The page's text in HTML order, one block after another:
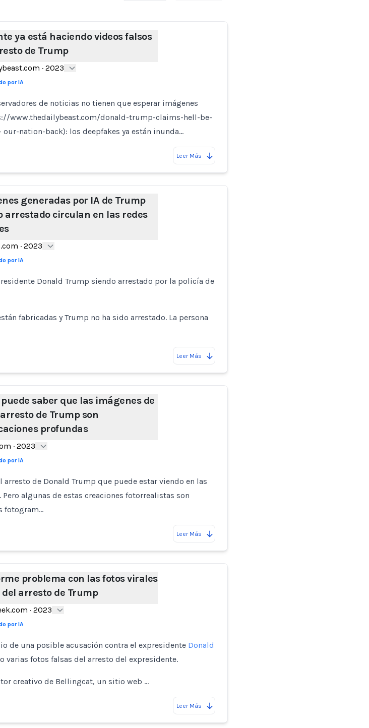
ya está haciendo videos falsos
de Trump
· 2023
por IA
de noticias no tienen que esperar imágenes
www.thedailybeast.com/donald-trump-claims-hell-be-
nation-back): los deepfakes ya están inunda…
Leer Más
generadas por IA de Trump
arrestado circulan en las redes
· 2023
por IA
Donald Trump siendo arrestado por la policía de
fabricadas y Trump no ha sido arrestado. La persona
Leer Más
puede saber que las imágenes de
de Trump son
profundas
· 2023
por IA
arresto de Donald Trump que puede estar viendo en las
algunas de estas creaciones fotorrealistas son
fotogram…
Leer Más
problema con las fotos virales
arresto de Trump
· 2023
por IA
de una posible acusación contra el expresidente Donald
varias fotos falsas del arresto del expresidente.
creativo de Bellingcat, un sitio web …
Leer Más